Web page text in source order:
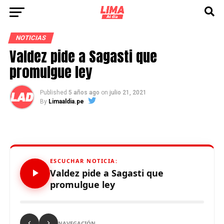
NOTICIAS
Valdez pide a Sagasti que
promulgue ley
Published 5 años ago on julio 21, 2021
By Limaaldia.pe
ESCUCHAR NOTICIA:
Valdez pide a Sagasti que
promulgue ley